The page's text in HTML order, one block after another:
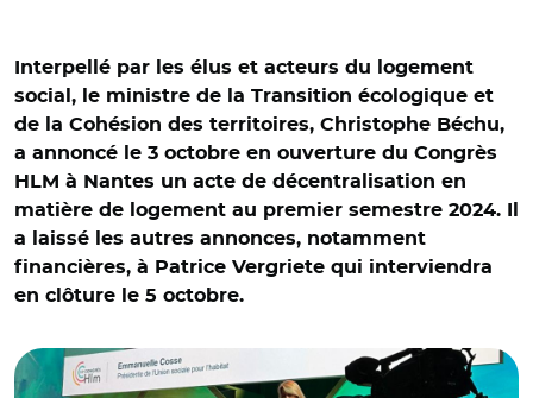
Interpellé par les élus et acteurs du logement
social, le ministre de la Transition écologique et
de la Cohésion des territoires, Christophe Béchu,
a annoncé le 3 octobre en ouverture du Congrès
HLM à Nantes un acte de décentralisation en
matière de logement au premier semestre 2024. Il
a laissé les autres annonces, notamment
financières, à Patrice Vergriete qui interviendra
en clôture le 5 octobre.
© @BanqueDesTerr et @Prefet44/ Emmanuelle Cosse et